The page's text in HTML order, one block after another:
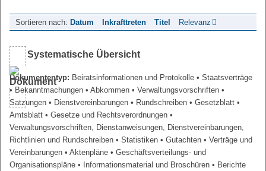
Sortieren nach: Datum Inkrafttreten Titel Relevanz
Systematische Übersicht
Dokumententyp: Beiratsinformationen und Protokolle • Staatsverträge
• Bekanntmachungen • Abkommen • Verwaltungsvorschriften •
Satzungen • Dienstvereinbarungen • Rundschreiben • Gesetzblatt •
Amtsblatt • Gesetze und Rechtsverordnungen •
Verwaltungsvorschriften, Dienstanweisungen, Dienstvereinbarungen,
Richtlinien und Rundschreiben • Statistiken • Gutachten • Verträge und
Vereinbarungen • Aktenpläne • Geschäftsverteilungs- und
Organisationspläne • Informationsmaterial und Broschüren • Berichte